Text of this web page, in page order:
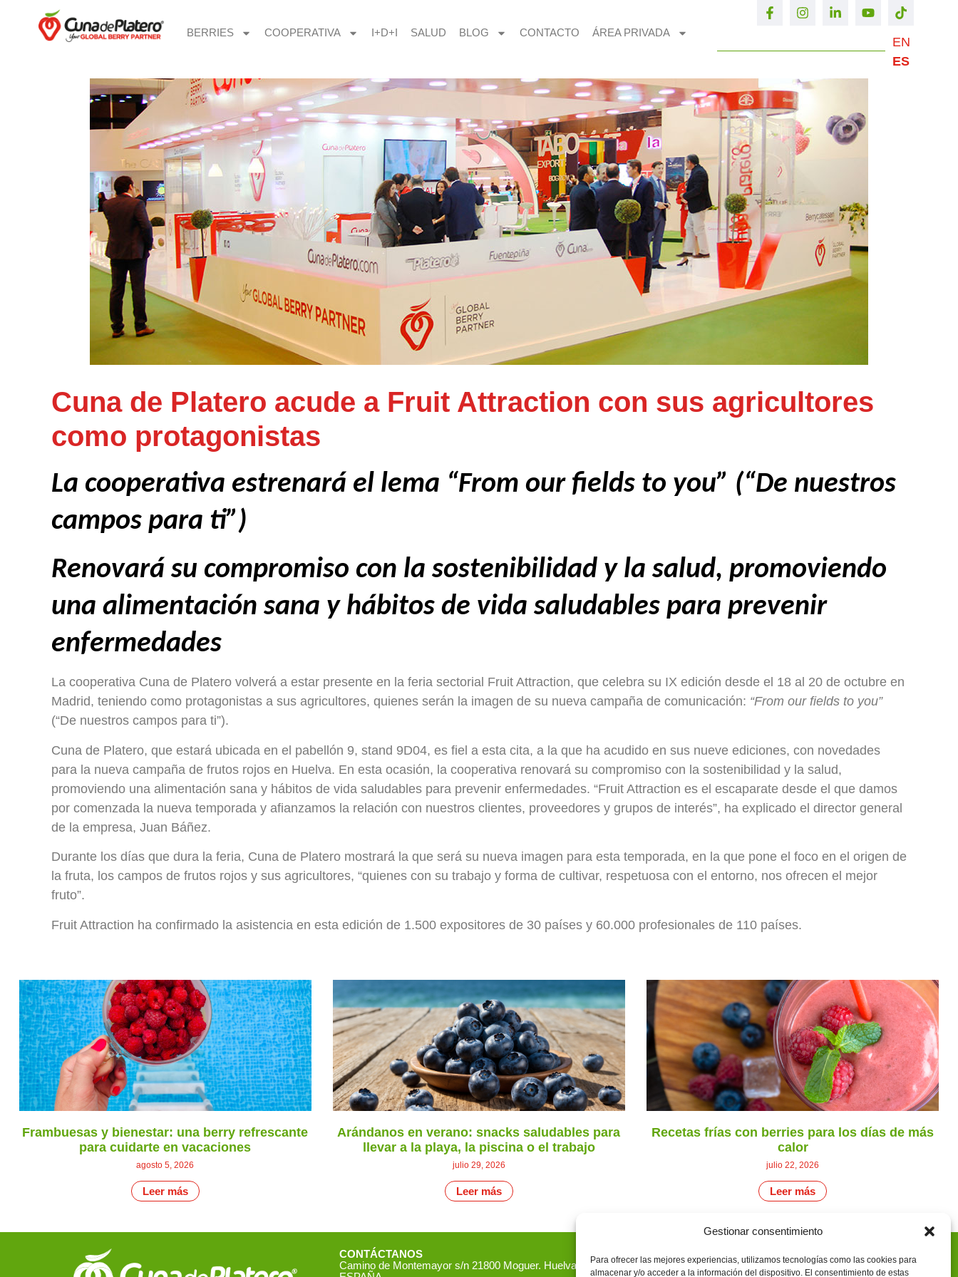
Gestionar consentimiento
Para ofrecer las mejores experiencias, utilizamos tecnologías como las cookies para
almacenar y/o acceder a la información del dispositivo. El consentimiento de estas
BERRIES COOPERATIVA I+D+I SALUD BLOG CONTACTO ÁREA PRIVADA
EN
ES
Cuna de Platero acude a Fruit Attraction con sus agricultores
como protagonistas
La cooperativa estrenará el lema “From our fields to you” (“De nuestros
campos para ti”)
Renovará su compromiso con la sostenibilidad y la salud, promoviendo
una alimentación sana y hábitos de vida saludables para prevenir
enfermedades
La cooperativa Cuna de Platero volverá a estar presente en la feria sectorial Fruit Attraction, que celebra su IX edición desde el 18 al 20 de octubre en
Madrid, teniendo como protagonistas a sus agricultores, quienes serán la imagen de su nueva campaña de comunicación: “From our fields to you”
(“De nuestros campos para ti”).
Cuna de Platero, que estará ubicada en el pabellón 9, stand 9D04, es fiel a esta cita, a la que ha acudido en sus nueve ediciones, con novedades
para la nueva campaña de frutos rojos en Huelva. En esta ocasión, la cooperativa renovará su compromiso con la sostenibilidad y la salud,
promoviendo una alimentación sana y hábitos de vida saludables para prevenir enfermedades. “Fruit Attraction es el escaparate desde el que damos
por comenzada la nueva temporada y afianzamos la relación con nuestros clientes, proveedores y grupos de interés”, ha explicado el director general
de la empresa, Juan Báñez.
Durante los días que dura la feria, Cuna de Platero mostrará la que será su nueva imagen para esta temporada, en la que pone el foco en el origen de
la fruta, los campos de frutos rojos y sus agricultores, “quienes con su trabajo y forma de cultivar, respetuosa con el entorno, nos ofrecen el mejor
fruto”.
Fruit Attraction ha confirmado la asistencia en esta edición de 1.500 expositores de 30 países y 60.000 profesionales de 110 países.
Frambuesas y bienestar: una berry refrescante
para cuidarte en vacaciones
agosto 5, 2026
Leer más
Arándanos en verano: snacks saludables para
llevar a la playa, la piscina o el trabajo
julio 29, 2026
Leer más
Recetas frías con berries para los días de más
calor
julio 22, 2026
Leer más
CONTÁCTANOS
Camino de Montemayor s/n 21800 Moguer. Huelva